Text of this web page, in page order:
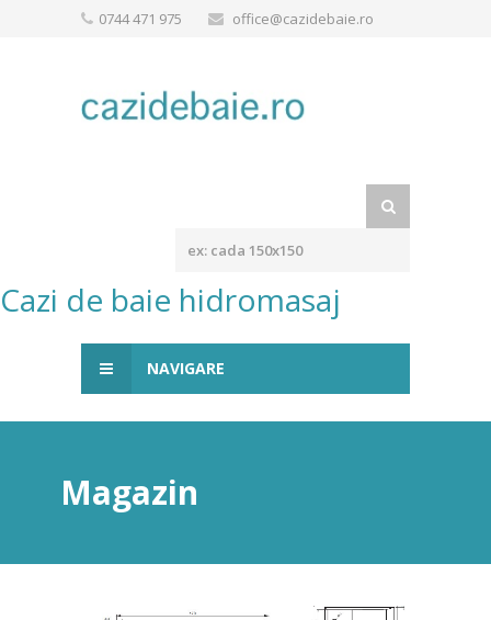
0744 471 975 office@cazidebaie.ro
Cazi de baie hidromasaj
NAVIGARE
Magazin